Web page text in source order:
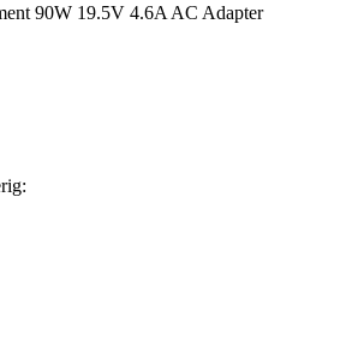
90W 19.5V 4.6A AC Adapter